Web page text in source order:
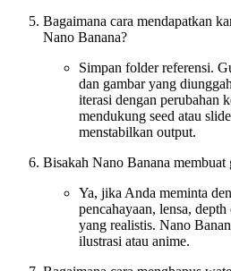
Bagaimana cara mendapatkan
Nano Banana?
Simpan folder referensi.
dan gambar yang
iterasi dengan perubahan
mendukung seed atau
menstabilkan output.
Bisakah Nano Banana
Ya, jika Anda meminta
pencahayaan, lensa,
yang realistis. Nano
ilustrasi atau anime.